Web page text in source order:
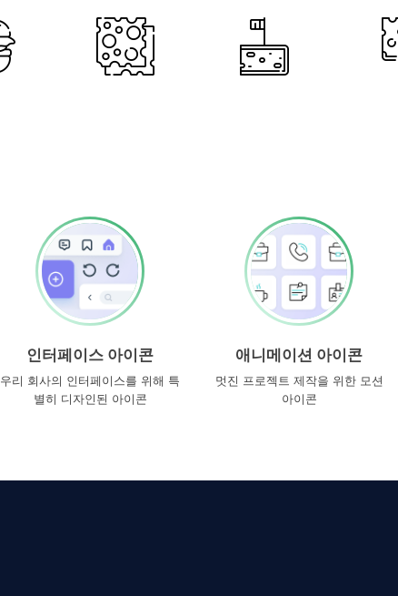
인터페이스 아이콘
우리 회사의 인터페이스를 위해 특
별히 디자인된 아이콘
애니메이션 아이콘
멋진 프로젝트 제작을 위한 모션
아이콘